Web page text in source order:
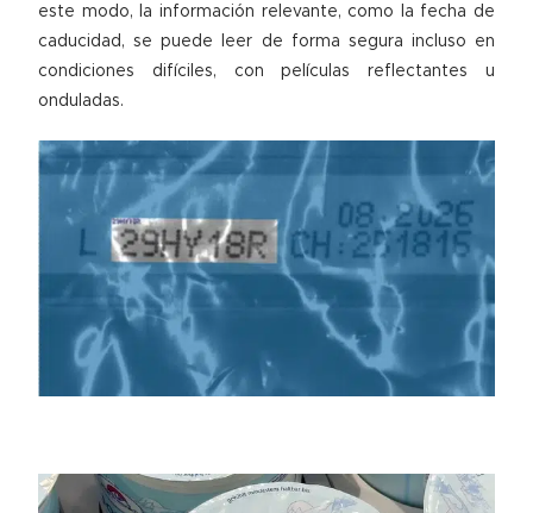
este modo, la información relevante, como la fecha de
caducidad, se puede leer de forma segura incluso en
condiciones difíciles, con películas reflectantes u
onduladas.